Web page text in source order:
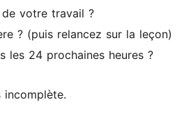
votre travail ?
? (puis relancez sur la leçon)
les 24 prochaines heures ?
incomplète.